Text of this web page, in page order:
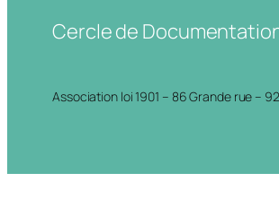
Cercle de
Association loi 1901 – 86 Grande rue –